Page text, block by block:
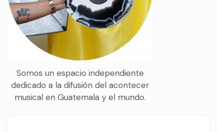
Somos un espacio independiente
dedicado a la difusión del acontecer
musical en Guatemala y el mundo.